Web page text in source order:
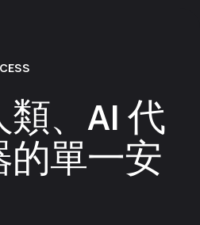
、AI 代
單一安